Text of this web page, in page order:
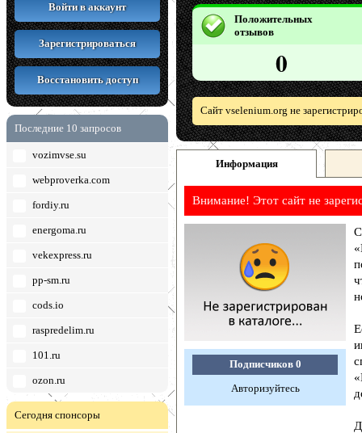
Войти в аккаунт
Зарегистрироваться
Восстановить доступ
Последние 10 запросов
vozimvse.su
webproverka.com
fordiy.ru
energoma.ru
vekexpress.ru
pp-sm.ru
cods.io
raspredelim.ru
101.ru
ozon.ru
Сегодня спонсоры
Положительных
отзывов
0
Сайт vselenium.org не
Информация
Внимание! Этот сайт не
Подписчиков 0
Авторизуйтесь